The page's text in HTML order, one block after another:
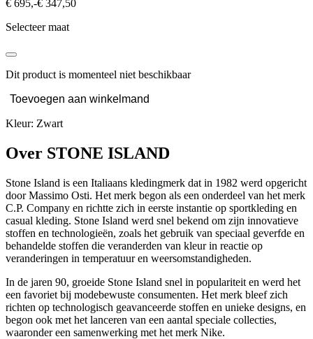
€ 695,-€ 347,50
Selecteer maat
Dit product is momenteel niet beschikbaar
Toevoegen aan winkelmand
Kleur: Zwart
Over STONE ISLAND
Stone Island is een Italiaans kledingmerk dat in 1982 werd opgericht
door Massimo Osti. Het merk begon als een onderdeel van het merk
C.P. Company en richtte zich in eerste instantie op sportkleding en
casual kleding. Stone Island werd snel bekend om zijn innovatieve
stoffen en technologieën, zoals het gebruik van speciaal geverfde en
behandelde stoffen die veranderden van kleur in reactie op
veranderingen in temperatuur en weersomstandigheden.
In de jaren 90, groeide Stone Island snel in populariteit en werd het
een favoriet bij modebewuste consumenten. Het merk bleef zich
richten op technologisch geavanceerde stoffen en unieke designs, en
begon ook met het lanceren van een aantal speciale collecties,
waaronder een samenwerking met het merk Nike.